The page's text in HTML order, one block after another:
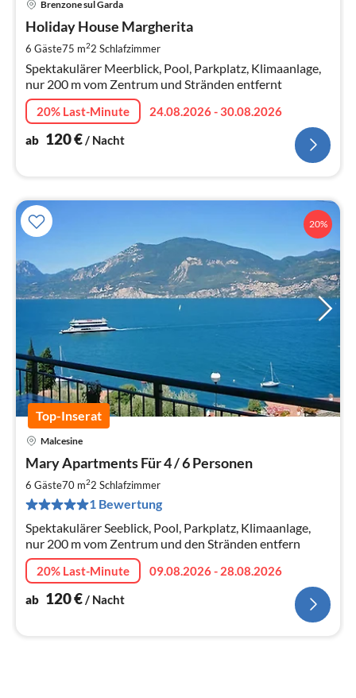
Brenzone sul Garda
Holiday House Margherita
6 Gäste75 m22 Schlafzimmer
Spektakulärer Meerblick, Pool, Parkplatz, Klimaanlage,
nur 200 m vom Zentrum und Stränden entfernt
20% Last-Minute
24.08.2026 - 30.08.2026
ab 120€/ Nacht
20%
Top-Inserat
Malcesine
Mary Apartments Für 4 / 6 Personen
6 Gäste70 m22 Schlafzimmer
1 Bewertung
Spektakulärer Seeblick, Pool, Parkplatz, Klimaanlage,
nur 200 m vom Zentrum und den Stränden entfern
20% Last-Minute
09.08.2026 - 28.08.2026
ab 120€/ Nacht